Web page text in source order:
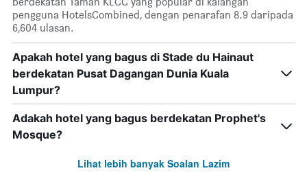
pengguna HotelsCombined, dengan penarafan 8.9 daripada
6,604 ulasan.
Apakah hotel yang bagus di Stade du Hainaut
berdekatan Pusat Dagangan Dunia Kuala
Lumpur?
Adakah hotel yang bagus berdekatan Prophet's
Mosque?
Lihat lebih banyak Soalan Lazim